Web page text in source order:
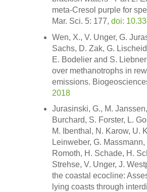
meta-Cresol purple for
Mar. Sci. 5: 177, doi:
Wen, X., V. Unger, G.
Sachs, D. Zak, G.
E. Bodelier and S.
over methanotrophs in
emissions.
2018
Jurasinski, G., M.
Burchard, S. Forster, L.
M. Ibenthal, N. Karow, U.
Leinweber, G.
Romoth, H. Schade, H.
Strehse, V. Unger, J.
the coastal ecocline:
lying coasts through